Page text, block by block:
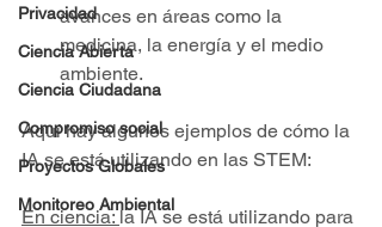
Privacidad
Ciencia Abierta
Ciencia Ciudadana
Compromiso social
Proyectos Globales
Monitoreo Ambiental
avances en áreas como la
medicina, la energía y el medio
ambiente.
Aquí hay algunos ejemplos de cómo la
IA se está utilizando en las STEM:
En ciencia: la IA se está utilizando para